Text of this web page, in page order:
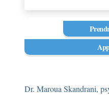
Dr. Maroua Skandrani,